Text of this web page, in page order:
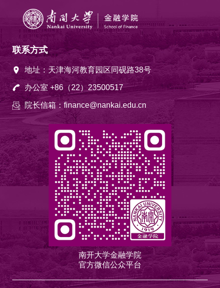
联系方式
地址：天津海河教育园区同砚路38号
办公室 +86（22）23500517
院长信箱：finance@nankai.edu.cn
南开大学金融学院
官方微信公众平台